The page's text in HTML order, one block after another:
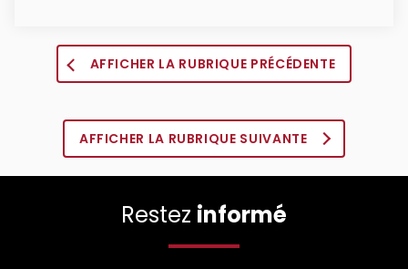
AFFICHER LA RUBRIQUE PRÉCÉDENTE
AFFICHER LA RUBRIQUE SUIVANTE
Restez informé